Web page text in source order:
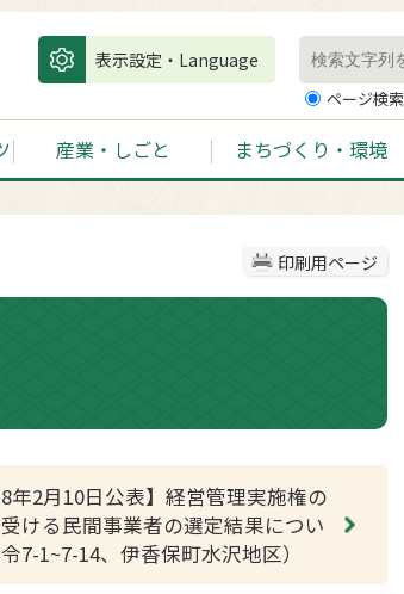
表示設定・Language
ページ検索
産業・しごと まちづくり・環境
印刷用ページ
8年2月10日公表】経営管理実施権の
ける民間事業者の選定結果につい
7-1~7-14、伊香保町水沢地区）